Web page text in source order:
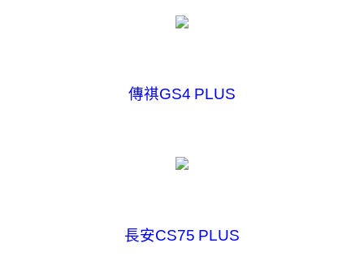
傳祺GS4 PLUS
長安CS75 PLUS